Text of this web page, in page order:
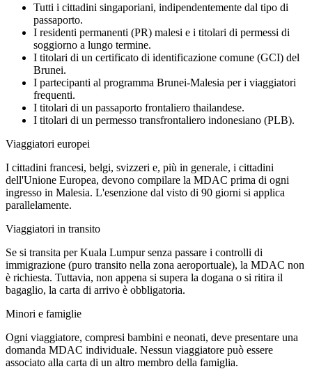
Tutti i cittadini singaporiani, indipendentemente dal tipo di
passaporto.
I residenti permanenti (PR) malesi e i titolari di permessi di
soggiorno a lungo termine.
I titolari di un certificato di identificazione comune (GCI) del
Brunei.
I partecipanti al programma Brunei-Malesia per i viaggiatori
frequenti.
I titolari di un passaporto frontaliero thailandese.
I titolari di un permesso transfrontaliero indonesiano (PLB).
Viaggiatori europei
I cittadini francesi, belgi, svizzeri e, più in generale, i cittadini
dell'Unione Europea, devono compilare la MDAC prima di ogni
ingresso in Malesia. L'esenzione dal visto di 90 giorni si applica
parallelamente.
Viaggiatori in transito
Se si transita per Kuala Lumpur senza passare i controlli di
immigrazione (puro transito nella zona aeroportuale), la MDAC non
è richiesta. Tuttavia, non appena si supera la dogana o si ritira il
bagaglio, la carta di arrivo è obbligatoria.
Minori e famiglie
Ogni viaggiatore, compresi bambini e neonati, deve presentare una
domanda MDAC individuale. Nessun viaggiatore può essere
associato alla carta di un altro membro della famiglia.